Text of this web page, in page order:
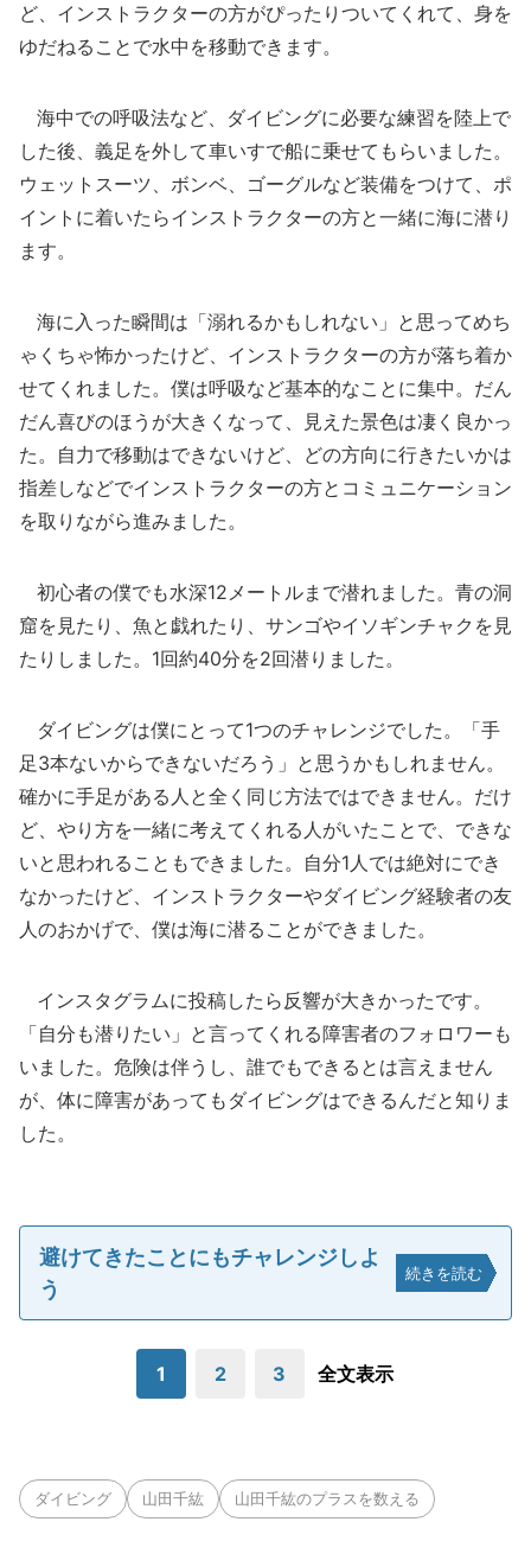
ど、インストラクターの方がぴったりついてくれて、身を
ゆだねることで水中を移動できます。
海中での呼吸法など、ダイビングに必要な練習を陸上で
した後、義足を外して車いすで船に乗せてもらいました。
ウェットスーツ、ボンベ、ゴーグルなど装備をつけて、ポ
イントに着いたらインストラクターの方と一緒に海に潜り
ます。
海に入った瞬間は「溺れるかもしれない」と思ってめち
ゃくちゃ怖かったけど、インストラクターの方が落ち着か
せてくれました。僕は呼吸など基本的なことに集中。だん
だん喜びのほうが大きくなって、見えた景色は凄く良かっ
た。自力で移動はできないけど、どの方向に行きたいかは
指差しなどでインストラクターの方とコミュニケーション
を取りながら進みました。
初心者の僕でも水深12メートルまで潜れました。青の洞
窟を見たり、魚と戯れたり、サンゴやイソギンチャクを見
たりしました。1回約40分を2回潜りました。
ダイビングは僕にとって1つのチャレンジでした。「手
足3本ないからできないだろう」と思うかもしれません。
確かに手足がある人と全く同じ方法ではできません。だけ
ど、やり方を一緒に考えてくれる人がいたことで、できな
いと思われることもできました。自分1人では絶対にでき
なかったけど、インストラクターやダイビング経験者の友
人のおかげで、僕は海に潜ることができました。
インスタグラムに投稿したら反響が大きかったです。
「自分も潜りたい」と言ってくれる障害者のフォロワーも
いました。危険は伴うし、誰でもできるとは言えません
が、体に障害があってもダイビングはできるんだと知りま
した。
避けてきたことにもチャレンジしよ
う
続きを読む
1 2 3 全文表示
ダイビング 山田千紘 山田千紘のプラスを数える